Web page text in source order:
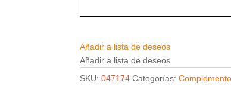
Añadir a lista de deseos
Añadir a lista de deseos
SKU:047174 Categorías: